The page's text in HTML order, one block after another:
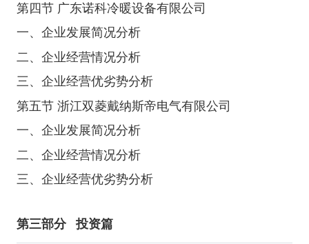
第四节 广东诺科冷暖设备有限公司
一、企业发展简况分析
二、企业经营情况分析
三、企业经营优劣势分析
第五节 浙江双菱戴纳斯帝电气有限公司
一、企业发展简况分析
二、企业经营情况分析
三、企业经营优劣势分析
第三部分 投资篇